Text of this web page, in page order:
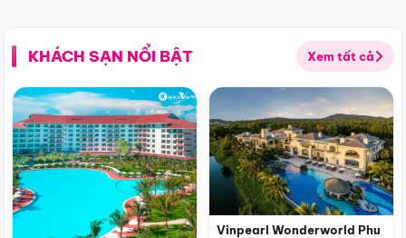
KHÁCH SẠN NỔI BẬT Xem tất cả
Vinpearl Wonderworld Phu